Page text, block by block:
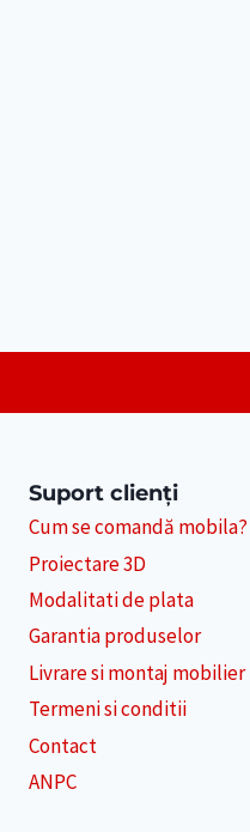
Suport clienți
Cum se comandă mobila?
Proiectare 3D
Modalitati de plata
Garantia produselor
Livrare si montaj mobilier
Termeni si conditii
Contact
ANPC